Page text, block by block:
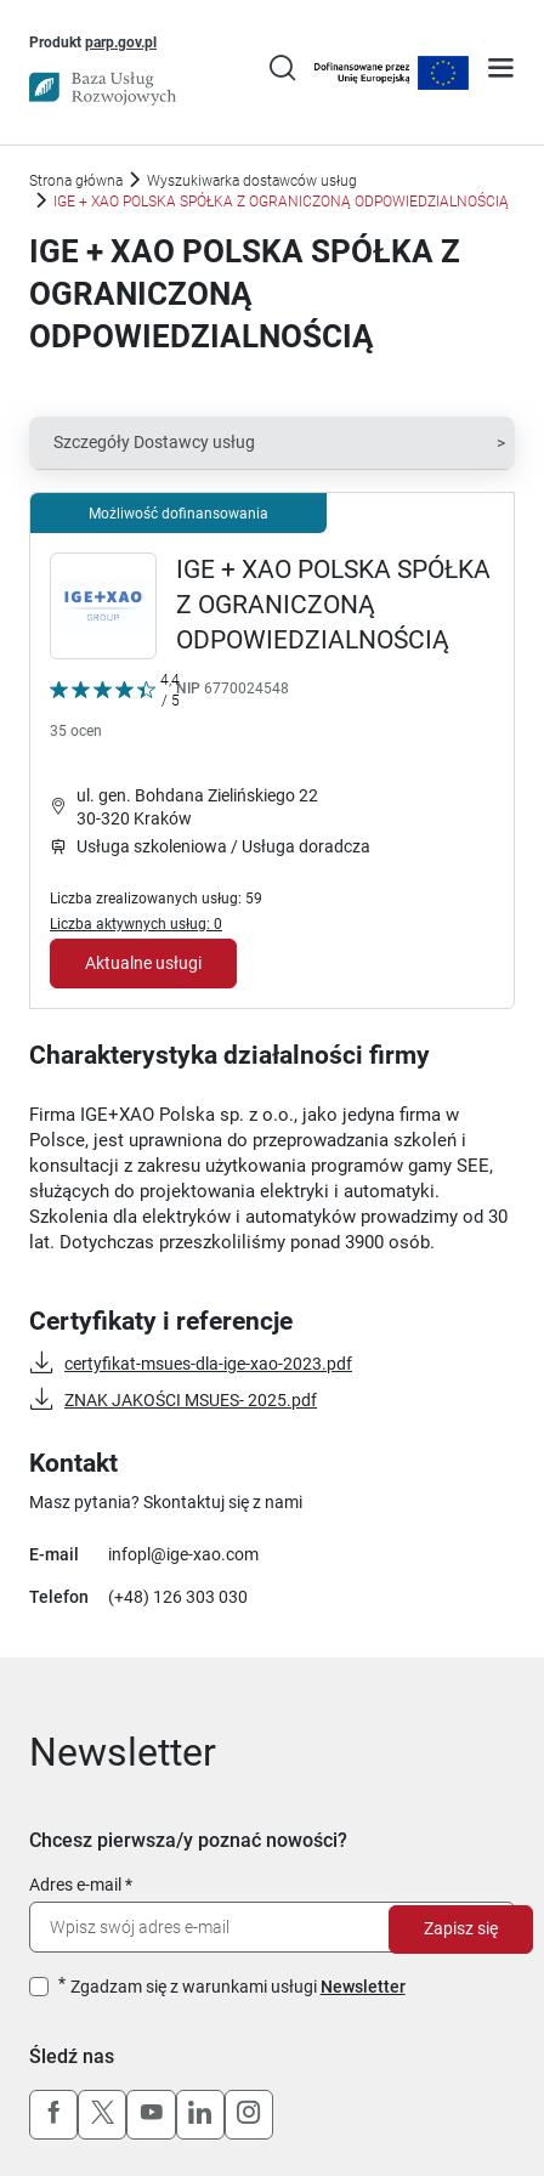
Produkt parp.gov.plUwaga, link otworzy się w nowym oknie
Strona główna
Wyszukiwarka dostawców usług
IGE + XAO POLSKA SPÓŁKA Z OGRANICZONĄ ODPOWIEDZIALNOŚCIĄ
IGE + XAO POLSKA SPÓŁKA Z
OGRANICZONĄ
ODPOWIEDZIALNOŚCIĄ
Możliwość dofinansowania
4,4
/ 5
35 ocen
IGE + XAO POLSKA SPÓŁKA
Z OGRANICZONĄ
ODPOWIEDZIALNOŚCIĄ
NIP 6770024548
ul. gen. Bohdana Zielińskiego 22
30-320 Kraków
Usługa szkoleniowa / Usługa doradcza
Liczba zrealizowanych usług: 59
Liczba aktywnych usług: 0
Aktualne usługi
Charakterystyka działalności firmy
Firma IGE+XAO Polska sp. z o.o., jako jedyna firma w
Polsce, jest uprawniona do przeprowadzania szkoleń i
konsultacji z zakresu użytkowania programów gamy SEE,
służących do projektowania elektryki i automatyki.
Szkolenia dla elektryków i automatyków prowadzimy od 30
lat. Dotychczas przeszkoliliśmy ponad 3900 osób.
Certyfikaty i referencje
certyfikat-msues-dla-ige-xao-2023.pdf
ZNAK JAKOŚCI MSUES- 2025.pdf
Kontakt
Masz pytania? Skontaktuj się z nami
E-mail infopl@ige-xao.com
Telefon (+48) 126 303 030
Szczegóły Dostawcy usług
Newsletter
Chcesz pierwsza/y poznać nowości?
Adres e-mail
Zgadzam się z warunkami usługi Newsletter
Zapisz się
Śledź nas
Uwaga, link otworzy się w nowym oknie
Uwaga, link otworzy się w nowym oknie
Uwaga, link otworzy się w nowym
Uwaga, link otworzy się w
Uwaga, link otworzy się w